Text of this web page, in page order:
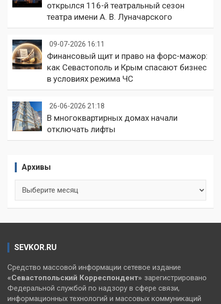
открылся 116-й театральный сезон
театра имени А. В. Луначарского
09-07-2026 16:11
Финансовый щит и право на форс-мажор:
как Севастополь и Крым спасают бизнес
в условиях режима ЧС
26-06-2026 21:18
В многоквартирных домах начали
отключать лифты
Архивы
SEVKOR.RU
Средство массовой информации сетевое издание
«Севастопольский Корреспондент» зарегистрировано
Федеральной службой по надзору в сфере связи,
информационных технологий и массовых коммуникаций